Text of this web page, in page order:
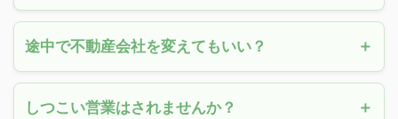
途中で不動産会社を変えてもいい？
しつこい営業はされませんか？